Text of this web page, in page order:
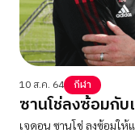
10 ส.ค. 64 กีฬา
ซานโช่ลงซ้อมกั
เจดอน ซานโช่ ลงซ้อมให้